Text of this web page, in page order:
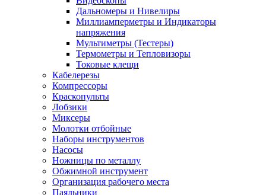
Дальномеры и Нивелиры
Миллиамперметры и Индикаторы
напряжения
Мультиметры (Тестеры)
Термометры и Тепловизоры
Токовые клещи
Кабелерезы
Компрессоры
Краскопульты
Лобзики
Миксеры
Молотки отбойные
Наборы инструментов
Насосы
Ножницы по металлу
Обжимной инструмент
Организация рабочего места
Паяльники